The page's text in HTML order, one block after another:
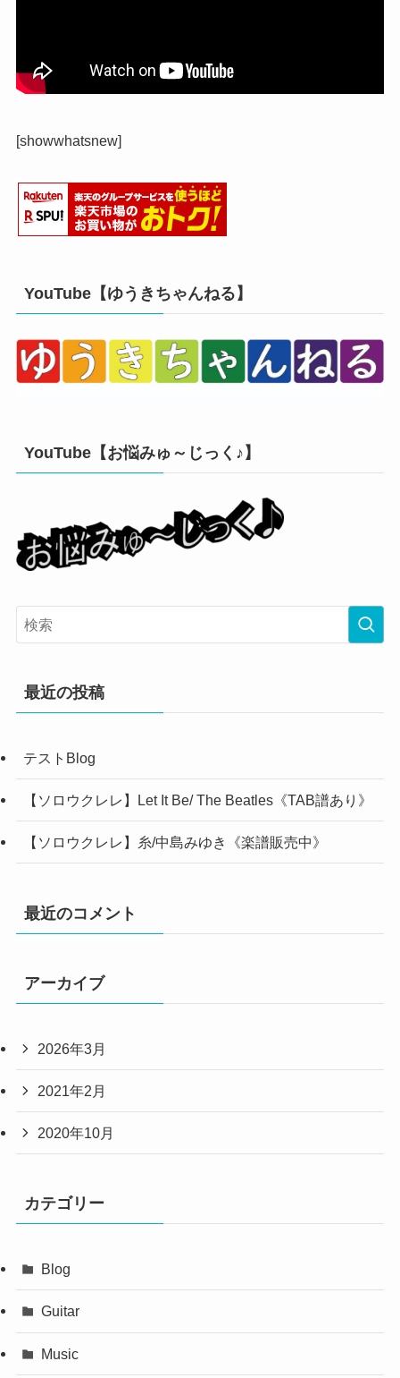
[showwhatsnew]
YouTube【ゆうきちゃんねる】
YouTube【お悩みゅ～じっく♪】
最近の投稿
テストBlog
【ソロウクレレ】Let It Be/ The Beatles《TAB譜あり》
【ソロウクレレ】糸/中島みゆき《楽譜販売中》
最近のコメント
アーカイブ
2026年3月
2021年2月
2020年10月
カテゴリー
Blog
Guitar
Music